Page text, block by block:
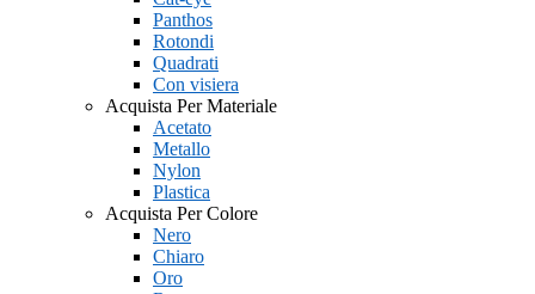
Panthos
Rotondi
Quadrati
Con visiera
Acquista Per Materiale
Acetato
Metallo
Nylon
Plastica
Acquista Per Colore
Nero
Chiaro
Oro